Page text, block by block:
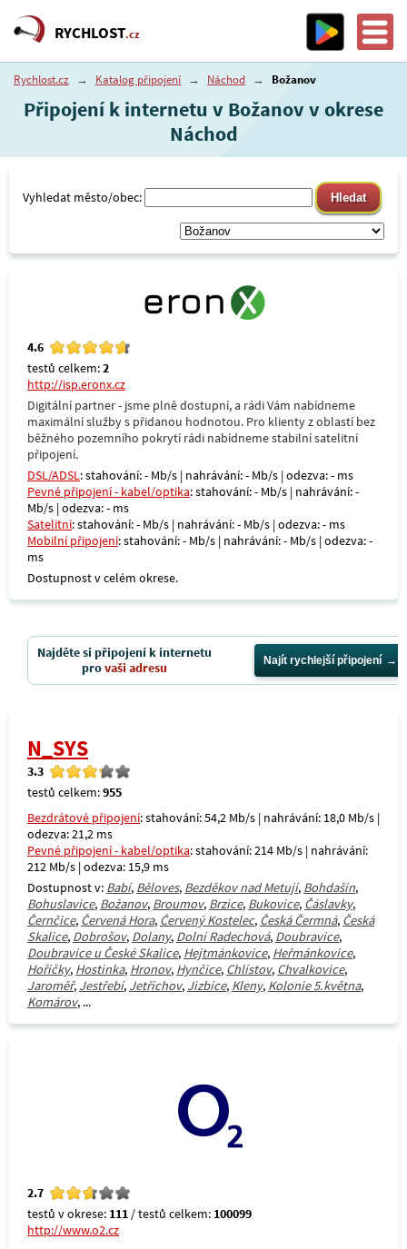
RYCHLOST.cz
Rychlost.cz → Katalog připojení → Náchod → Božanov
Připojení k internetu v Božanov v okrese
Náchod
Vyhledat město/obec:
4.6
testů celkem:2
http://isp.eronx.cz
Digitální partner - jsme plně dostupní, a rádi Vám nabídneme
maximální služby s přidanou hodnotou. Pro klienty z oblastí bez
běžného pozemního pokrytí rádi nabídneme stabilní satelitní
připojení.
DSL/ADSL: stahování: - Mb/s | nahrávání: - Mb/s | odezva: - ms
Pevné připojení - kabel/optika: stahování: - Mb/s | nahrávání: -
Mb/s | odezva: - ms
Satelitní: stahování: - Mb/s | nahrávání: - Mb/s | odezva: - ms
Mobilní připojení: stahování: - Mb/s | nahrávání: - Mb/s | odezva: -
ms
Dostupnost v celém okrese.
Najděte si připojení k internetu
provaši adresu Najít rychlejší připojení
N_SYS
3.3
testů celkem:955
Bezdrátové připojení: stahování: 54,2 Mb/s | nahrávání: 18,0 Mb/s |
odezva: 21,2 ms
Pevné připojení - kabel/optika: stahování: 214 Mb/s | nahrávání:
212 Mb/s | odezva: 15,9 ms
Dostupnost v: Babí, Běloves, Bezděkov nad Metují, Bohdašín,
Bohuslavice, Božanov, Broumov, Brzice, Bukovice, Čáslavky,
Černčice, Červená Hora, Červený Kostelec, Česká Čermná, Česká
Skalice, Dobrošov, Dolany, Dolní Radechová, Doubravice,
Doubravice u České Skalice, Hejtmánkovice, Heřmánkovice,
Hořičky, Hostinka, Hronov, Hynčice, Chlístov, Chvalkovice,
Jaroměř, Jestřebí, Jetřichov, Jizbice, Kleny, Kolonie 5.května,
Komárov, ...
2.7
testů v okrese: 111 / testů celkem: 100099
http://www.o2.cz